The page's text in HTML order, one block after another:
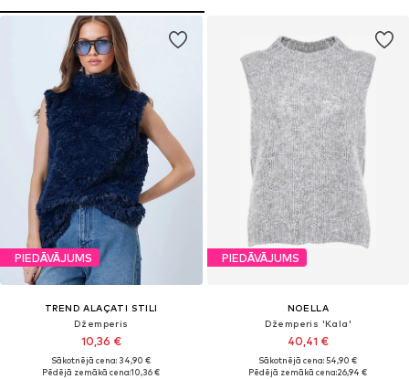
PIEDĀVĀJUMS
TREND ALAÇATI STILI
Džemperis
10,36 €
Sākotnējā cena: 34,90 €
Pēdējā zemākā cena:10,36 €
PIEDĀVĀJUMS
NOELLA
Džemperis 'Kala'
40,41 €
Sākotnējā cena: 54,90 €
Pēdējā zemākā cena:26,94 €